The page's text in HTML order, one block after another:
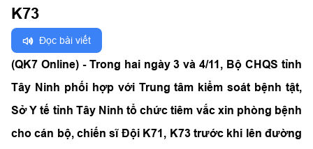
K73
Đọc bài viết
(QK7 Online) - Trong hai ngày 3 và 4/11, Bộ CHQS tỉnh
Tây Ninh phối hợp với Trung tâm kiểm soát bệnh tật,
Sở Y tế tỉnh Tây Ninh tổ chức tiêm vắc xin phòng bệnh
cho cán bộ, chiến sĩ Đội K71, K73 trước khi lên đường